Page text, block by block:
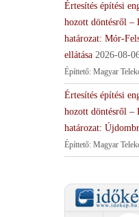
Értesítés építési
hozott döntésről –
határozat: Mór-
ellátása 2026-08-
Építtető: Magyar
Értesítés építési
hozott döntésről –
határozat:
Építtető: Magyar